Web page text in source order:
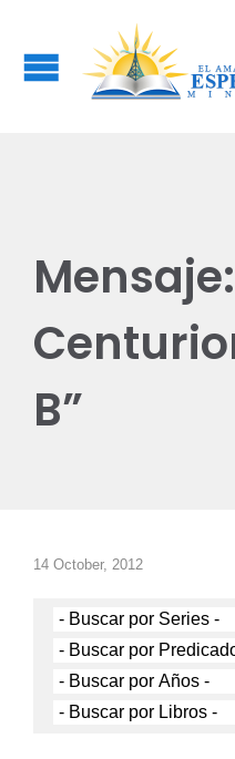
B”
14 October, 2012